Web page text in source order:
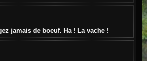
jamais de boeuf. Ha ! La vache !